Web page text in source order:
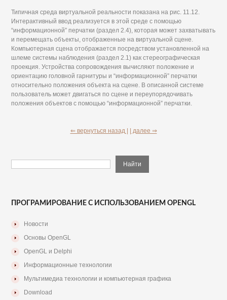
Типичная среда виртуальной реальности показана на рис. 11.12.
Интерактивный ввод реализуется в этой среде с помощью
“информационной” перчатки (раздел 2.4), которая может захватывать
и перемещать объекты, отображенные на виртуальной сцене.
Компьютерная сцена отображается посредством установленной на
шлеме системы наблюдения (раздел 2.1) как стереографическая
проекция. Устройства сопровождения вычисляют положение и
ориентацию головной гарнитуры и “информационной” перчатки
относительно положения объекта на сцене. В описанной системе
пользователь может двигаться по сцене и переупорядочивать
положения объектов с помощью “информационной” перчатки.
⇐ вернуться назад | | далее ⇒
ПРОГРАМИРОВАНИЕ С ИСПОЛЬЗОВАНИЕМ OPENGL
Новости
Основы OpenGL
OpenGL и Delphi
Информационные технологии
Мультимедиа технологии и компьютерная графика
Download